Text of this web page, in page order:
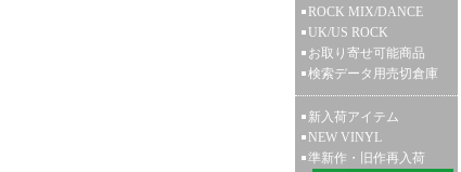
ROCK MIX/DANCE
UK/US ROCK
お取り寄せ可能商品
検索データ用売切倉庫
新入荷アイテム
NEW VINYL
準新作・旧作再入荷